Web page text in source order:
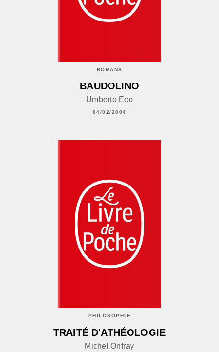
ROMANS
BAUDOLINO
Umberto Eco
04/02/2004
PHILOSOPHIE
TRAITÉ D'ATHÉOLOGIE
Michel Onfray